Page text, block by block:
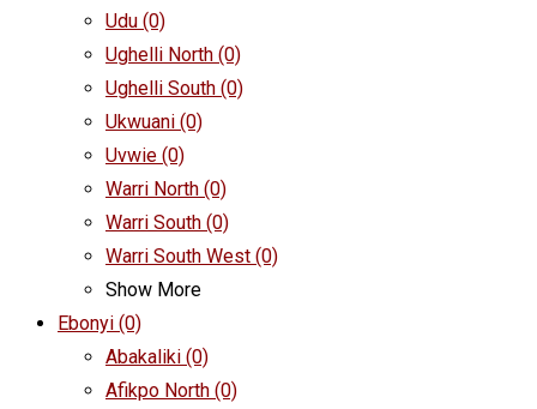
Udu (0)
Ughelli North (0)
Ughelli South (0)
Ukwuani (0)
Uvwie (0)
Warri North (0)
Warri South (0)
Warri South West (0)
Show More
Ebonyi (0)
Abakaliki (0)
Afikpo North (0)